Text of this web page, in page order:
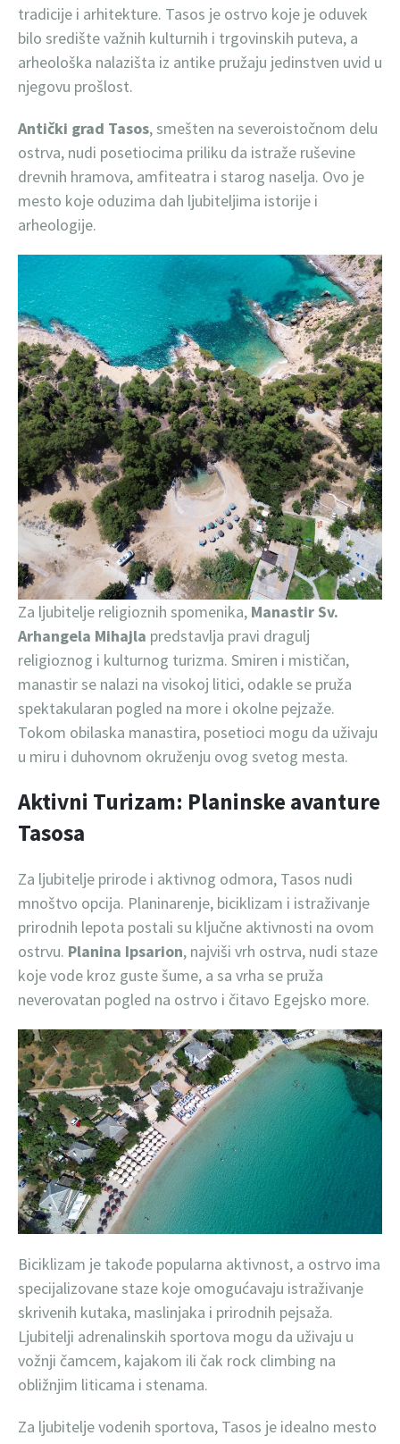
tradicije i arhitekture. Tasos je ostrvo koje je oduvek
bilo središte važnih kulturnih i trgovinskih puteva, a
arheološka nalazišta iz antike pružaju jedinstven uvid u
njegovu prošlost.
Antički grad Tasos, smešten na severoistočnom delu
ostrva, nudi posetiocima priliku da istraže ruševine
drevnih hramova, amfiteatra i starog naselja. Ovo je
mesto koje oduzima dah ljubiteljima istorije i
arheologije.
Za ljubitelje religioznih spomenika, Manastir Sv.
Arhangela Mihajla predstavlja pravi dragulj
religioznog i kulturnog turizma. Smiren i mističan,
manastir se nalazi na visokoj litici, odakle se pruža
spektakularan pogled na more i okolne pejzaže.
Tokom obilaska manastira, posetioci mogu da uživaju
u miru i duhovnom okruženju ovog svetog mesta.
Aktivni Turizam: Planinske avanture
Tasosa
Za ljubitelje prirode i aktivnog odmora, Tasos nudi
mnoštvo opcija. Planinarenje, biciklizam i istraživanje
prirodnih lepota postali su ključne aktivnosti na ovom
ostrvu. Planina Ipsarion, najviši vrh ostrva, nudi staze
koje vode kroz guste šume, a sa vrha se pruža
neverovatan pogled na ostrvo i čitavo Egejsko more.
Biciklizam je takođe popularna aktivnost, a ostrvo ima
specijalizovane staze koje omogućavaju istraživanje
skrivenih kutaka, maslinjaka i prirodnih pejsaža.
Ljubitelji adrenalinskih sportova mogu da uživaju u
vožnji čamcem, kajakom ili čak rock climbing na
obližnjim liticama i stenama.
Za ljubitelje vodenih sportova, Tasos je idealno mesto